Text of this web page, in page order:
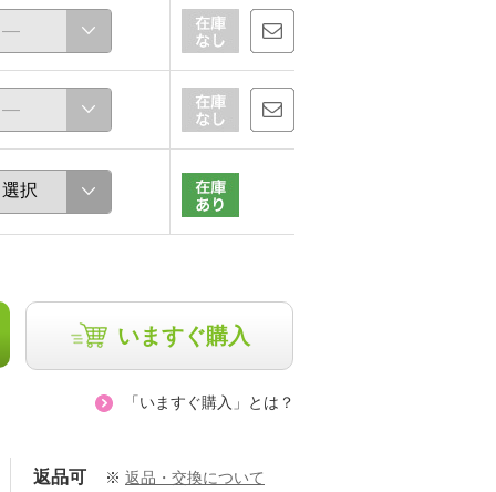
いますぐ購入
「いますぐ購入」とは？
返品可 ※ 返品・交換について